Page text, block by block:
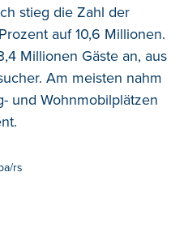
stieg die Zahl der
auf 10,6 Millionen.
Millionen Gäste an, aus
Am meisten nahm
und Wohnmobilplätzen
rs